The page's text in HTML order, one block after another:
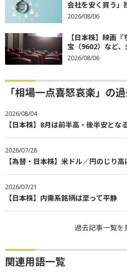
会社を安く買う」
2026/08/06
【日本株】映画
宝（9602）など
2026/08/06
「相場一点喜怒哀楽」の
2026/08/04
【日本株】8月は前半高・後半安と
2026/07/28
【為替・日本株】米ドル／円のじり
2026/07/21
【日本株】内需系銘柄は至って平静
過去記事一覧を
関連用語一覧